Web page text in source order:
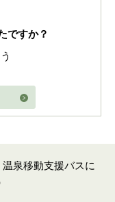
ですか？
温泉移動支援バスに